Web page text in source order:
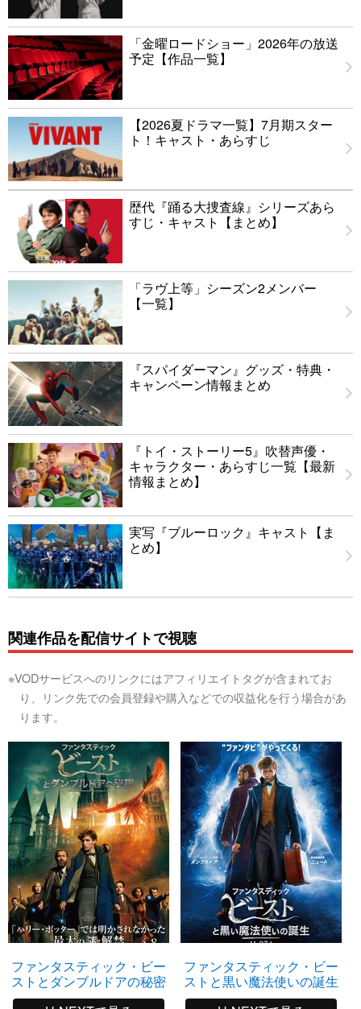
「金曜ロードショー」2026年の放送
予定【作品一覧】
【2026夏ドラマ一覧】7月期スター
ト！キャスト・あらすじ
歴代『踊る大捜査線』シリーズあら
すじ・キャスト【まとめ】
「ラヴ上等」シーズン2メンバー
【一覧】
『スパイダーマン』グッズ・特典・
キャンペーン情報まとめ
『トイ・ストーリー5』吹替声優・
キャラクター・あらすじ一覧【最新
情報まとめ】
実写『ブルーロック』キャスト【ま
とめ】
関連作品を配信サイトで視聴
※VODサービスへのリンクにはアフィリエイトタグが含まれてお
り、リンク先での会員登録や購入などでの収益化を行う場合があ
ります。
ファンタスティック・ビー
ストとダンブルドアの秘密
ファンタスティック・ビー
ストと黒い魔法使いの誕生